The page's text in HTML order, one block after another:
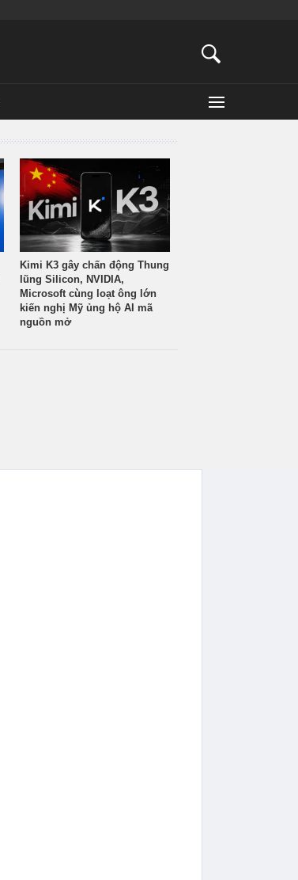
Kimi K3 gây chấn động Thung
lũng Silicon, NVIDIA,
Microsoft cùng loạt ông lớn
kiến nghị Mỹ ủng hộ AI mã
nguồn mở